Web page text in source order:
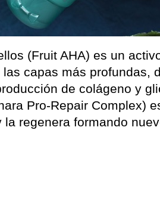
(Fruit AHA) es un
las capas más profundas,
de colágeno y
Pro-Repair Complex)
la regenera formando